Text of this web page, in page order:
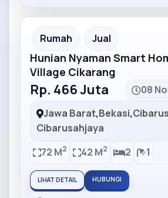
Partner Ad
Rumah Jual
Hunian Nyaman Smart
Village Cikarang
Rp. 466 Juta
08
Jawa Barat,Bekasi,
Cibarusahjaya
72 M2 42 M2 2 1
LIHAT DETAIL HUBUNGI